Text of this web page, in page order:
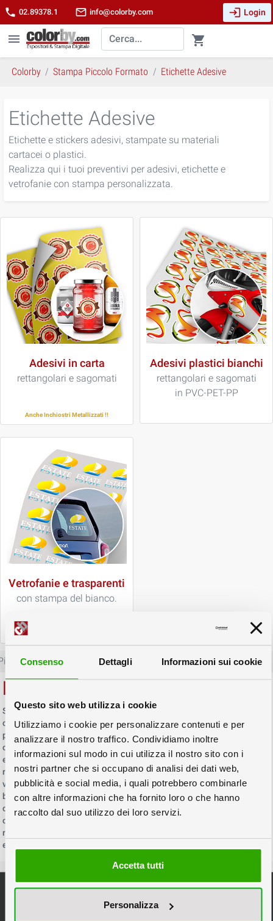
Consenso Dettagli Informazioni sui cookie
Questo sito web utilizza i cookie
Utilizziamo i cookie per personalizzare contenuti e per
analizzare il nostro traffico. Condividiamo inoltre
informazioni sul modo in cui utilizza il nostro sito con i
nostri partner che si occupano di analisi dei dati web,
pubblicità e social media, i quali potrebbero combinarle
con altre informazioni che ha fornito loro o che hanno
raccolto dal suo utilizzo dei loro servizi.
Accetta tutti
Personalizza
phone 02.89378.1 mail_outline info@colorby.com login Login
menu shopping_cart
Colorby Stampa Piccolo Formato Etichette Adesive
Etichette Adesive
Etichette e stickers adesivi, stampate su materiali
cartacei o plastici.
Realizza qui i tuoi preventivi per adesivi, etichette e
vetrofanie con stampa personalizzata.
Adesivi in carta
rettangolari e sagomati
Anche Inchiostri Metallizzati !!
Adesivi plastici bianchi
rettangolari e sagomati
in PVC-PET-PP
Vetrofanie e trasparenti
con stampa del bianco.
Info
Etichette Adesive
Stampa digitale su etichette adesive, in pvc bianco o trasparente,
carta bianca patinata o lucida. Di facile applicazione, sono indicate
per promozioni, decorazione, label e bollini, bomboniere e
chiudipacco, etichette per bottiglie, barattoli e molto altro. Le
etichette possono essere fornite tagliate singole o su plancie,
rettangolari o sagomate. E’ possibile anche stampare etichette e
vetrofanie su materiali trasparenti con l’aggiunta dell’inchiostro
bianco per lettura dall’interno o dall’esterno (lato adesivo). Una
caratteristica importante nella realizzazione di etichette adesive
consiste nella scelta del tipo di adesivo che può essere permanente,
removibile, altamente removibile o senza colla (etichette
elettrostatiche o a microventose.)
Categorie Principali